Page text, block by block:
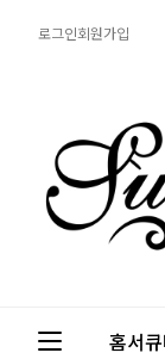
로그인회원가입
홈서